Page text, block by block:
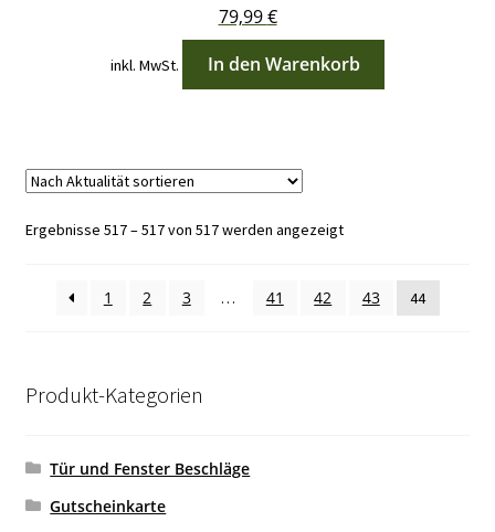
79,99€
inkl. MwSt. In den Warenkorb
Ergebnisse 517 – 517 von 517 werden angezeigtNach
1 2 3 … 41 42 43 44
Produkt-Kategorien
Tür und Fenster Beschläge
Gutscheinkarte